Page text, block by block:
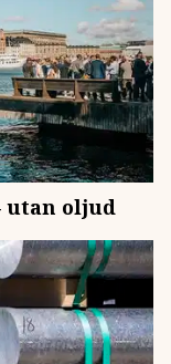
utan oljud